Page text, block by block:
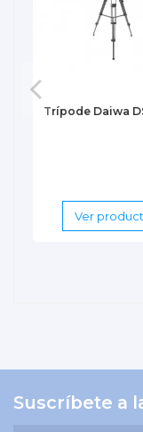
Trípode Daiwa
Ver
Suscríbete a